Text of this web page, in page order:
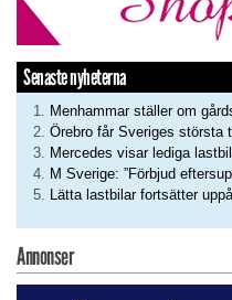
Senaste nyheterna
Menhammar ställer om
Örebro får Sveriges största
Mercedes visar lediga
M Sverige: ”Förbjud
Lätta lastbilar fortsätter
Annonser